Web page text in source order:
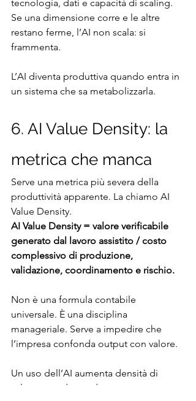
tecnologia, dati e capacità di scaling.
Se una dimensione corre e le altre
restano ferme, l’AI non scala: si
frammenta.
L’AI diventa produttiva quando entra in
un sistema che sa metabolizzarla.
6. AI Value Density: la
metrica che manca
Serve una metrica più severa della
produttività apparente. La chiamo AI
Value Density.
AI Value Density = valore verificabile
generato dal lavoro assistito / costo
complessivo di produzione,
validazione, coordinamento e rischio.
Non è una formula contabile
universale. È una disciplina
manageriale. Serve a impedire che
l’impresa confonda output con valore.
Un uso dell’AI aumenta densità di
valore quando produce un